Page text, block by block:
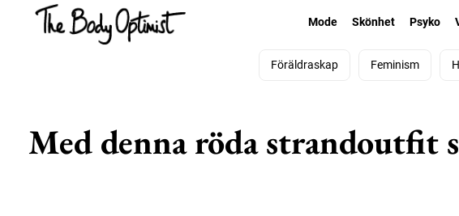
Mode Skönhet Psyko
Föräldraskap Feminism
Med denna röda strandoutfit